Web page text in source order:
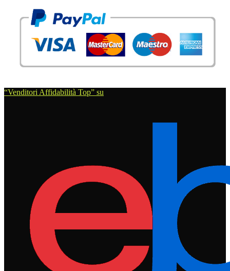
“Venditori Affidabilità Top” su